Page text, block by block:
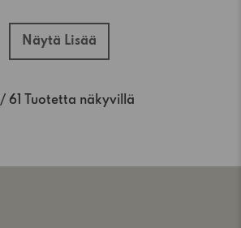
Näytä Lisää
/ 61 Tuotetta näkyvillä